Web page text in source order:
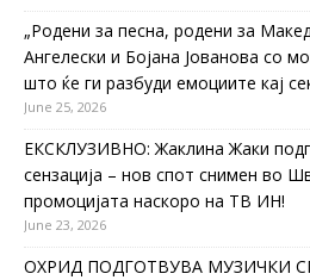
„Родени за песна, родени за
Ангелески и Бојана Јованова со
што ќе ги разбуди емоциите кај
June 25, 2026
ЕКСКЛУЗИВНО: Жаклина Жаки
сензација – нов спот снимен во
промоцијата наскоро на ТВ ИН!
June 23, 2026
ОХРИД ПОДГОТВУВА МУЗИЧКИ